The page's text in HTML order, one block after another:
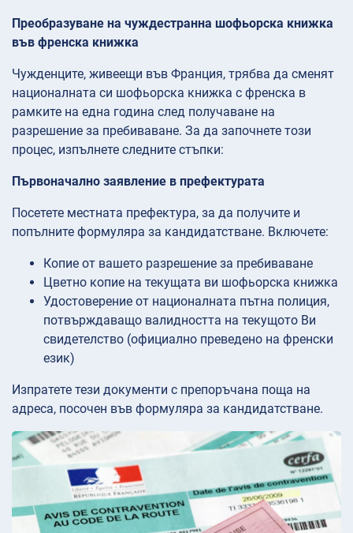
Преобразуване на чуждестранна шофьорска книжка
във френска книжка
Чужденците, живеещи във Франция, трябва да сменят
националната си шофьорска книжка с френска в
рамките на една година след получаване на
разрешение за пребиваване. За да започнете този
процес, изпълнете следните стъпки:
Първоначално заявление в префектурата
Посетете местната префектура, за да получите и
попълните формуляра за кандидатстване. Включете:
Копие от вашето разрешение за пребиваване
Цветно копие на текущата ви шофьорска книжка
Удостоверение от националната пътна полиция,
потвърждаващо валидността на текущото Ви
свидетелство (официално преведено на френски
език)
Изпратете тези документи с препоръчана поща на
адреса, посочен във формуляра за кандидатстване.